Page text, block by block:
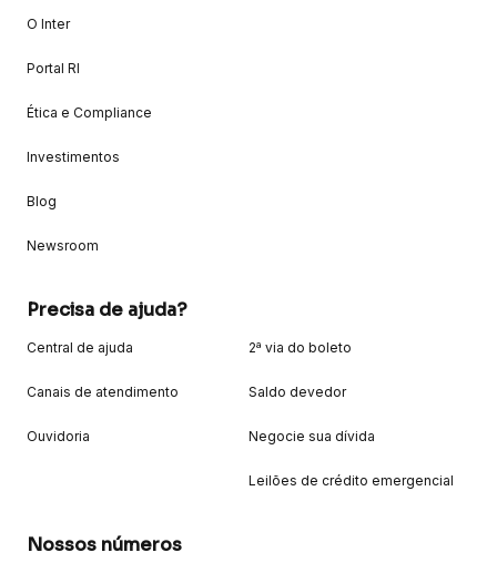
O Inter
Portal RI
Ética e Compliance
Investimentos
Blog
Newsroom
Precisa de ajuda?
Central de ajuda
Canais de atendimento
Ouvidoria
2ª via do boleto
Saldo devedor
Negocie sua dívida
Leilões de crédito emergencial
Nossos números